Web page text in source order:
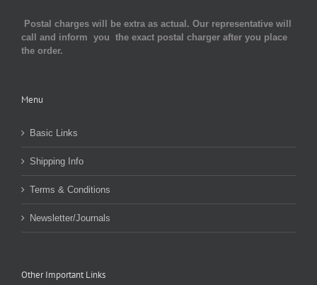
Postal charges will be extra as actual. Our representative will
call and inform you the exact postal charger after you place
the order.
Menu
Basic Links
Shipping Info
Terms & Conditions
Newsletter/Journals
Other Important Links